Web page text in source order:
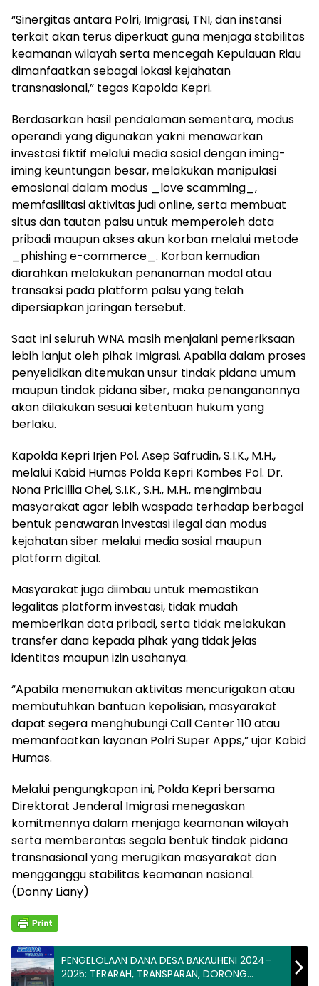
“Sinergitas antara Polri, Imigrasi, TNI, dan instansi
terkait akan terus diperkuat guna menjaga stabilitas
keamanan wilayah serta mencegah Kepulauan Riau
dimanfaatkan sebagai lokasi kejahatan
transnasional,” tegas Kapolda Kepri.
Berdasarkan hasil pendalaman sementara, modus
operandi yang digunakan yakni menawarkan
investasi fiktif melalui media sosial dengan iming-
iming keuntungan besar, melakukan manipulasi
emosional dalam modus _love scamming_,
memfasilitasi aktivitas judi online, serta membuat
situs dan tautan palsu untuk memperoleh data
pribadi maupun akses akun korban melalui metode
_phishing e-commerce_. Korban kemudian
diarahkan melakukan penanaman modal atau
transaksi pada platform palsu yang telah
dipersiapkan jaringan tersebut.
Saat ini seluruh WNA masih menjalani pemeriksaan
lebih lanjut oleh pihak Imigrasi. Apabila dalam proses
penyelidikan ditemukan unsur tindak pidana umum
maupun tindak pidana siber, maka penanganannya
akan dilakukan sesuai ketentuan hukum yang
berlaku.
Kapolda Kepri Irjen Pol. Asep Safrudin, S.I.K., M.H.,
melalui Kabid Humas Polda Kepri Kombes Pol. Dr.
Nona Pricillia Ohei, S.I.K., S.H., M.H., mengimbau
masyarakat agar lebih waspada terhadap berbagai
bentuk penawaran investasi ilegal dan modus
kejahatan siber melalui media sosial maupun
platform digital.
Masyarakat juga diimbau untuk memastikan
legalitas platform investasi, tidak mudah
memberikan data pribadi, serta tidak melakukan
transfer dana kepada pihak yang tidak jelas
identitas maupun izin usahanya.
“Apabila menemukan aktivitas mencurigakan atau
membutuhkan bantuan kepolisian, masyarakat
dapat segera menghubungi Call Center 110 atau
memanfaatkan layanan Polri Super Apps,” ujar Kabid
Humas.
Melalui pengungkapan ini, Polda Kepri bersama
Direktorat Jenderal Imigrasi menegaskan
komitmennya dalam menjaga keamanan wilayah
serta memberantas segala bentuk tindak pidana
transnasional yang merugikan masyarakat dan
mengganggu stabilitas keamanan nasional.
(Donny Liany)
PENGELOLAAN DANA DESA BAKAUHENI 2024–
2025: TERARAH, TRANSPARAN, DORONG